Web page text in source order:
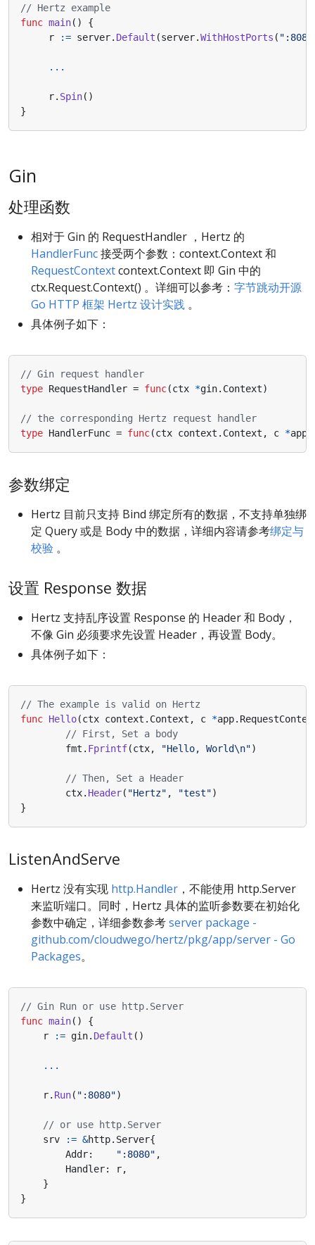
// Hertz example
func main()
{
r
:= server. Default (server.WithHostPorts (
...
r. Spin()
}
Gin
处理函数
相对于 Gin 的 RequestHandler ，Hertz 的
HandlerFunc接受两个参数：context.Context 和
RequestContextcontext.Context 即 Gin 中的
ctx.Request.Context() 。详细可以参考： 字节跳动开源
Go HTTP 框架 Hertz 设计实践 。
具体例子如下：
// Gin request handler
type RequestHandler = func(ctx *gin. Context)
// the corresponding Hertz request handler
type HandlerFunc = func(ctx context . Context , c *app
参数绑定
Hertz 目前只支持 Bind 绑定所有的数据，不支持单独绑
定 Query 或是 Body 中的数据，详细内容请参考绑定与
校验 。
设置 Response 数据
Hertz 支持乱序设置 Response 的 Header 和 Body，
不像 Gin 必须要求先设置 Header，再设置 Body。
具体例子如下：
// The example is valid on Hertz
func Hello(ctx context . Context , c *app.
// First, Set a body
fmt . Fprintf(ctx, "Hello, World\n")
// Then, Set a Header
ctx. Header( "Hertz" , "test")
}
ListenAndServe
Hertz 没有实现 http.Handler ，不能使用 http.Server
来监听端口。同时，Hertz 具体的监听参数要在初始化
参数中确定，详细参数参考server package -
github.com/cloudwego/hertz/pkg/app/server - Go
Packages。
// Gin Run or use http.Server
func main()
{
r
:= gin. Default ()
...
r. Run( ":8080")
// or use http.Server
srv
:= &http. Server{
Addr: ":8080" ,
Handler: r,
}
}